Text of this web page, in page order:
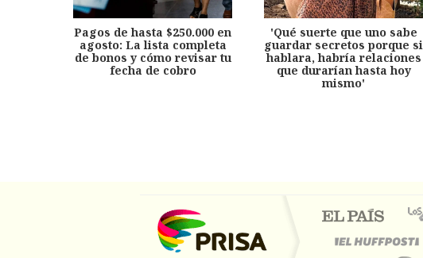
Pagos de hasta $250.000 en
agosto: La lista completa
de bonos y cómo revisar tu
fecha de cobro
'Qué suerte que uno sabe
guardar secretos porque si
hablara, habría relaciones
que durarían hasta hoy
mismo'